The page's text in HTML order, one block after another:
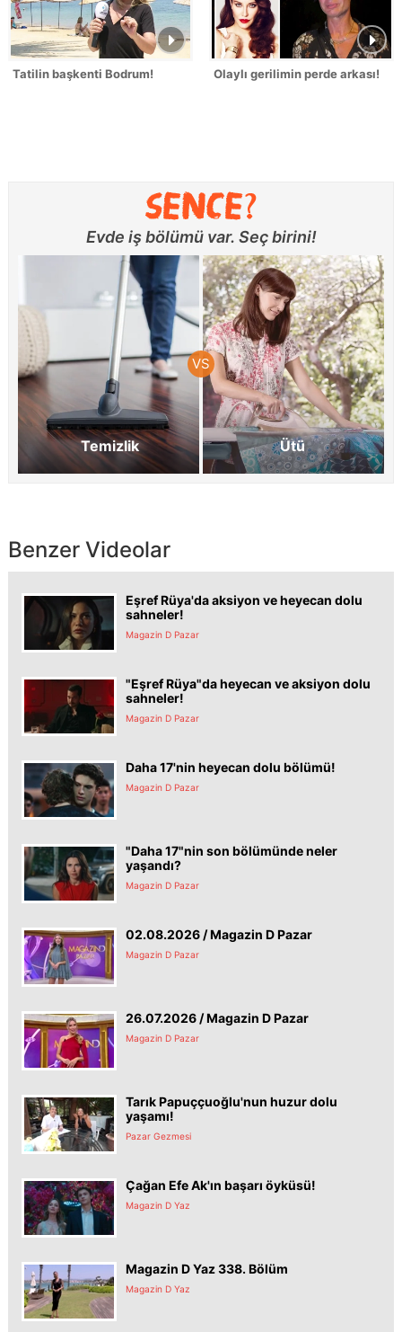
Tatilin başkenti Bodrum! Olaylı gerilimin perde arkası!
Evde iş bölümü var. Seç birini!
Temizlik Ütü
Benzer Videolar
Eşref Rüya'da aksiyon ve heyecan dolu
sahneler!
Magazin D Pazar
"Eşref Rüya"da heyecan ve aksiyon dolu
sahneler!
Magazin D Pazar
Daha 17'nin heyecan dolu bölümü!
Magazin D Pazar
"Daha 17"nin son bölümünde neler
yaşandı?
Magazin D Pazar
02.08.2026 / Magazin D Pazar
Magazin D Pazar
26.07.2026 / Magazin D Pazar
Magazin D Pazar
Tarık Papuççuoğlu'nun huzur dolu
yaşamı!
Pazar Gezmesi
Çağan Efe Ak'ın başarı öyküsü!
Magazin D Yaz
Magazin D Yaz 338. Bölüm
Magazin D Yaz